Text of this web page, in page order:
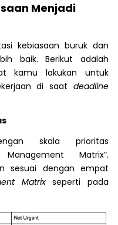
Menjadi
kebiasaan buruk dan
baik. Berikut adalah
kamu lakukan untuk
di saat deadline
skala prioritas
Matrix”.
sesuai dengan empat
Matrixseperti pada